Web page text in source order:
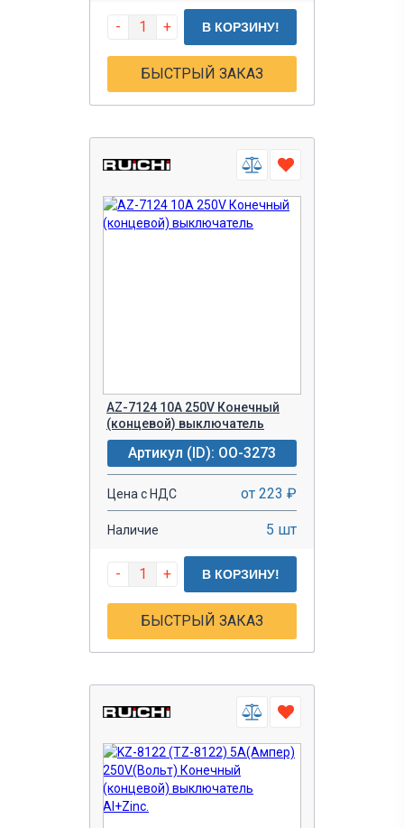
- + В КОРЗИНУ!
БЫСТРЫЙ ЗАКАЗ
AZ-7124 10A 250V Конечный
(концевой) выключатель
Артикул (ID): OO-3273
Цена с НДС от 223 ₽
Наличие 5 шт
- + В КОРЗИНУ!
БЫСТРЫЙ ЗАКАЗ